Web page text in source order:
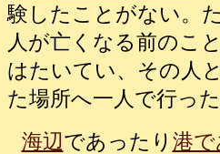
験したことがない。
人が亡くなる前のこ
はたいてい、その人
た場所へ一人で行っ
海辺であったり 港